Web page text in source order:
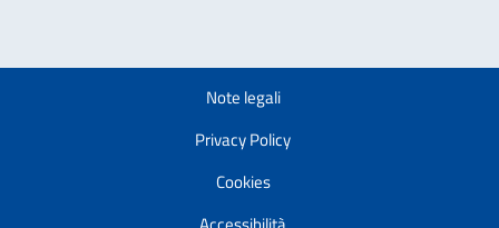
Note legali
Privacy Policy
Cookies